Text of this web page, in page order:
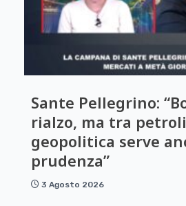
Sante Pellegrino:
rialzo, ma tra
geopolitica serve
prudenza”
3 Agosto 2026